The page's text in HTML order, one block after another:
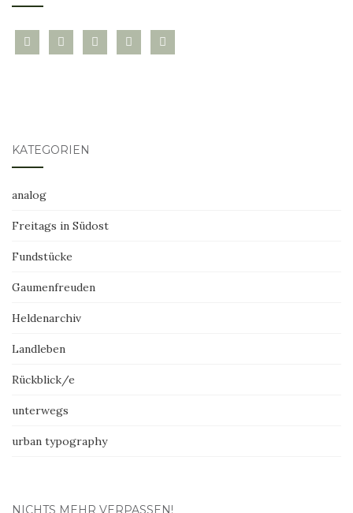
bloglovininstagramtwitter pinterest
mail
KATEGORIEN
analog
Freitags in Südost
Fundstücke
Gaumenfreuden
Heldenarchiv
Landleben
Rückblick/e
unterwegs
urban typography
NICHTS MEHR VERPASSEN!